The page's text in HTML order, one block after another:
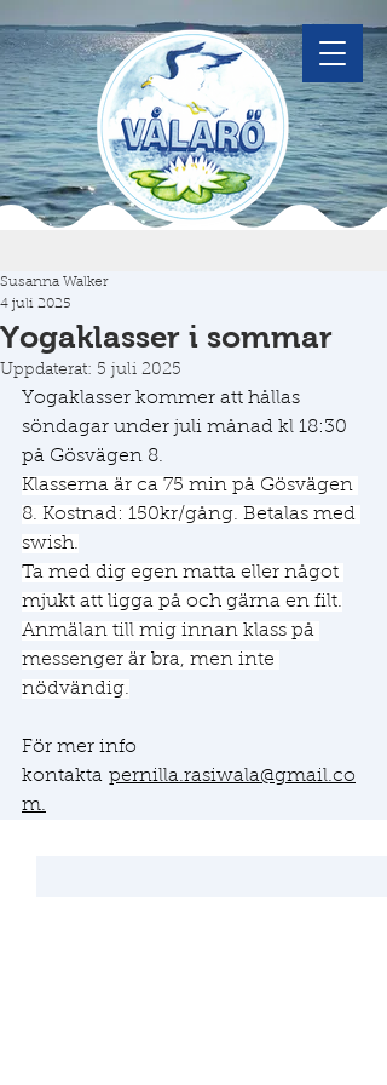
Yogaklasser i sommar
Susanna Walker
4 juli 2025
Uppdaterat: 5 juli 2025
Yogaklasser kommer att hållas
söndagar under juli månad kl 18:30
på Gösvägen 8.
Klasserna är ca 75 min på Gösvägen
8. Kostnad: 150kr/gång. Betalas med
swish.
Ta med dig egen matta eller något
mjukt att ligga på och gärna en filt.
Anmälan till mig innan klass på
messenger är bra, men inte
nödvändig.
För mer info
kontakta pernilla.rasiwala@gmail.co
m.